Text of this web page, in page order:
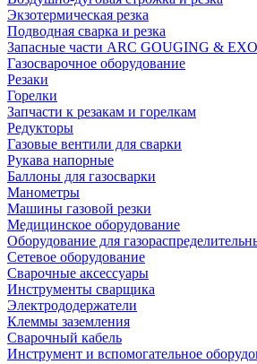
Экзотермическая резка
Подводная сварка и резка
Запасные части ARC GOUGING &
Газосварочное оборудование
Резаки
Горелки
Запчасти к резакам и горелкам
Редукторы
Газовые вентили для сварки
Рукава напорные
Баллоны для газосварки
Манометры
Машины газовой резки
Медицинское оборудование
Оборудование для
Сетевое оборудование
Сварочные аксессуары
Инструменты сварщика
Электрододержатели
Клеммы заземления
Сварочный кабель
Инструмент и вспомогательное